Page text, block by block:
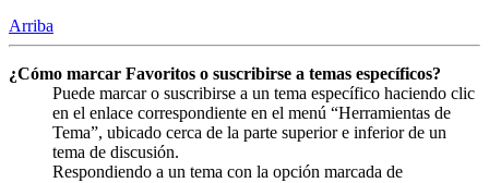
Arriba
¿Cómo marcar Favoritos o suscribirse a temas específicos?
Puede marcar o suscribirse a un tema específico haciendo clic
en el enlace correspondiente en el menú “Herramientas de
Tema”, ubicado cerca de la parte superior e inferior de un
tema de discusión.
Respondiendo a un tema con la opción marcada de